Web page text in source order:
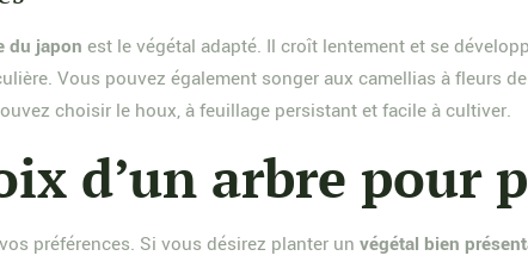
du japon est le végétal adapté. Il croît lentement et se
Vous pouvez également songer aux camellias à fleurs
choisir le houx, à feuillage persistant et facile à cultiver.
d’un arbre pour
préférences. Si vous désirez planter unvégétal bien